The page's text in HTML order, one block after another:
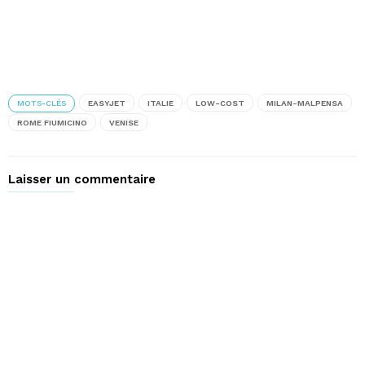
MOTS-CLÉS EASYJET ITALIE LOW-COST MILAN-MALPENSA
ROME FIUMICINO VENISE
Laisser un commentaire